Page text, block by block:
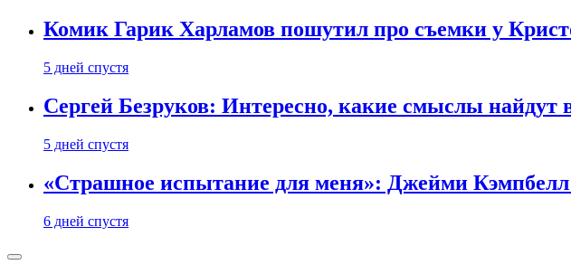
Комик Гарик Харламов пошутил про съемки у
5 дней спустя
Сергей Безруков: Интересно, какие смыслы
5 дней спустя
«Страшное испытание для меня»: Джейми
6 дней спустя